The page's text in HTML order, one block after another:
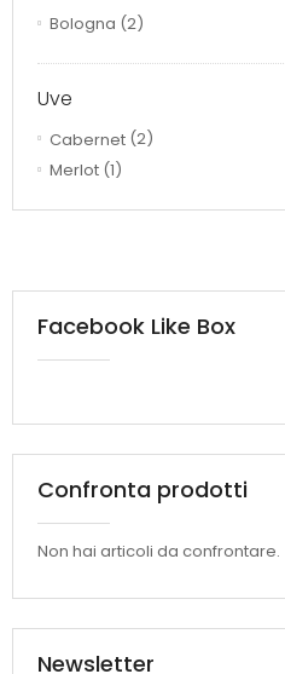
Bologna (2)
Uve
Cabernet (2)
Merlot (1)
Facebook Like Box
Confronta prodotti
Non hai articoli da confrontare.
Newsletter